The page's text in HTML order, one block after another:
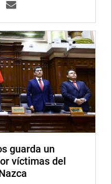
guarda un
víctimas del